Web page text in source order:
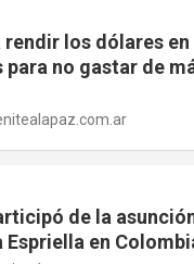
rendir los dólares
no gastar de
de la
Espriella en